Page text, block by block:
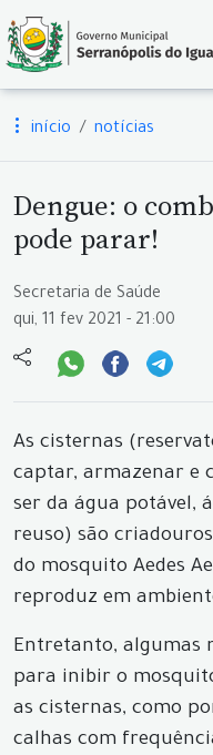
início notícias
Dengue: o
pode parar!
Secretaria de Saúde
qui, 11 fev 2021 - 21:00
As cisternas
captar, armazenar e
ser da água potável,
reuso) são
do mosquito Aedes
reproduz em
Entretanto, algumas
para inibir o
as cisternas, como
calhas com